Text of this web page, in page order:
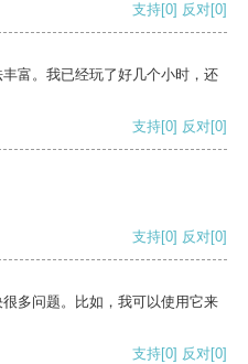
支持[0] 反对[0]
富。我已经玩了好几个小时，还
支持[0] 反对[0]
支持[0] 反对[0]
多问题。比如，我可以使用它来
支持[0] 反对[0]